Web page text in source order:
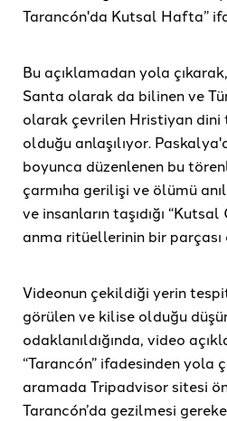
Tarancón'da Kutsal Hafta”
Bu açıklamadan yola
Santa olarak da bilinen ve
olarak çevrilen Hristiyan dini
olduğu anlaşılıyor.
boyunca düzenlenen bu
çarmıha gerilişi ve ölümü
ve insanların taşıdığı
anma ritüellerinin bir parçası
Videonun çekildiği yerin
görülen ve kilise olduğu
odaklanıldığında, video
“Tarancón” ifadesinden yola
aramada Tripadvisor sitesi
Tarancón’da gezilmesi